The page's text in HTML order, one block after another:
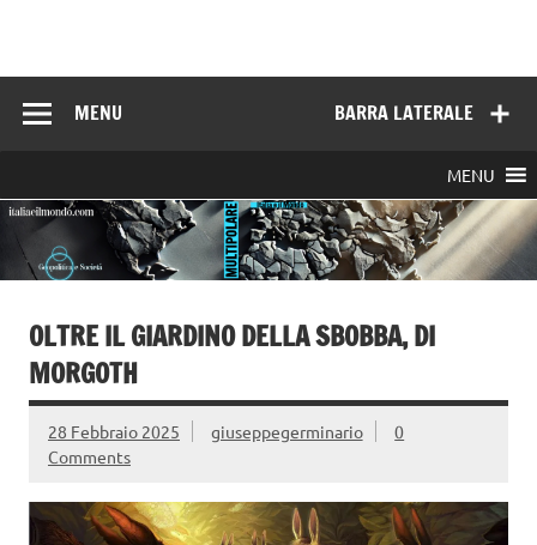
BARRA LATERALE
MENU
MENU
OLTRE IL GIARDINO DELLA SBOBBA, DI
MORGOTH
28 Febbraio 2025 giuseppegerminario
0
Comments